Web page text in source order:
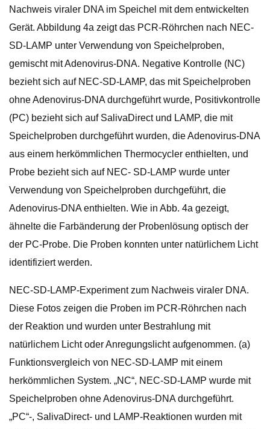
Nachweis viraler DNA im Speichel mit dem entwickelten
Gerät. Abbildung 4a zeigt das PCR-Röhrchen nach NEC-
SD-LAMP unter Verwendung von Speichelproben,
gemischt mit Adenovirus-DNA. Negative Kontrolle (NC)
bezieht sich auf NEC-SD-LAMP, das mit Speichelproben
ohne Adenovirus-DNA durchgeführt wurde, Positivkontrolle
(PC) bezieht sich auf SalivaDirect und LAMP, die mit
Speichelproben durchgeführt wurden, die Adenovirus-DNA
aus einem herkömmlichen Thermocycler enthielten, und
Probe bezieht sich auf NEC- SD-LAMP wurde unter
Verwendung von Speichelproben durchgeführt, die
Adenovirus-DNA enthielten. Wie in Abb. 4a gezeigt,
ähnelte die Farbänderung der Probenlösung optisch der
der PC-Probe. Die Proben konnten unter natürlichem Licht
identifiziert werden.
NEC-SD-LAMP-Experiment zum Nachweis viraler DNA.
Diese Fotos zeigen die Proben im PCR-Röhrchen nach
der Reaktion und wurden unter Bestrahlung mit
natürlichem Licht oder Anregungslicht aufgenommen. (a)
Funktionsvergleich von NEC-SD-LAMP mit einem
herkömmlichen System. „NC“, NEC-SD-LAMP wurde mit
Speichelproben ohne Adenovirus-DNA durchgeführt.
„PC“-, SalivaDirect- und LAMP-Reaktionen wurden mit